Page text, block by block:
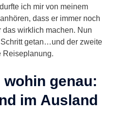
ich mir von meinem
dass er immer noch
das wirklich machen. Nun
getan…und der zweite
Reiseplanung.
wohin genau:
im Ausland